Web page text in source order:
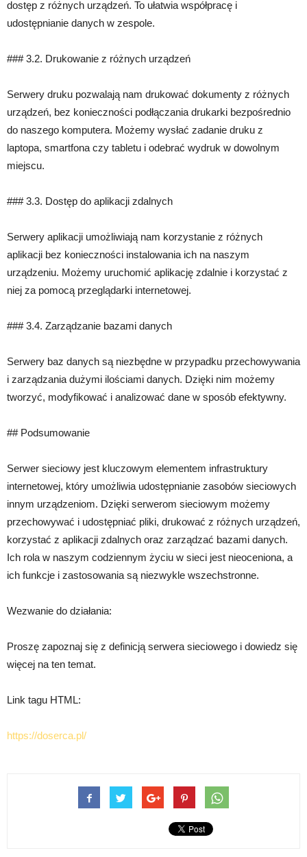
dostęp z różnych urządzeń. To ułatwia współpracę i
udostępnianie danych w zespole.
### 3.2. Drukowanie z różnych urządzeń
Serwery druku pozwalają nam drukować dokumenty z różnych
urządzeń, bez konieczności podłączania drukarki bezpośrednio
do naszego komputera. Możemy wysłać zadanie druku z
laptopa, smartfona czy tabletu i odebrać wydruk w dowolnym
miejscu.
### 3.3. Dostęp do aplikacji zdalnych
Serwery aplikacji umożliwiają nam korzystanie z różnych
aplikacji bez konieczności instalowania ich na naszym
urządzeniu. Możemy uruchomić aplikację zdalnie i korzystać z
niej za pomocą przeglądarki internetowej.
### 3.4. Zarządzanie bazami danych
Serwery baz danych są niezbędne w przypadku przechowywania
i zarządzania dużymi ilościami danych. Dzięki nim możemy
tworzyć, modyfikować i analizować dane w sposób efektywny.
## Podsumowanie
Serwer sieciowy jest kluczowym elementem infrastruktury
internetowej, który umożliwia udostępnianie zasobów sieciowych
innym urządzeniom. Dzięki serwerom sieciowym możemy
przechowywać i udostępniać pliki, drukować z różnych urządzeń,
korzystać z aplikacji zdalnych oraz zarządzać bazami danych.
Ich rola w naszym codziennym życiu w sieci jest nieoceniona, a
ich funkcje i zastosowania są niezwykle wszechstronne.
Wezwanie do działania:
Proszę zapoznaj się z definicją serwera sieciowego i dowiedz się
więcej na ten temat.
Link tagu HTML:
https://doserca.pl/